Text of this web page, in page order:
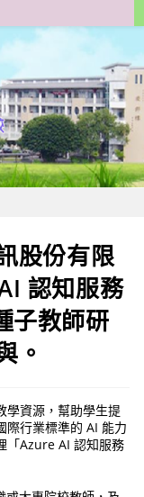
股份有限
認知服務
子教師研
。
學資源，幫助學生提
際行業標準的 AI 能力
「Azure AI 認知服務